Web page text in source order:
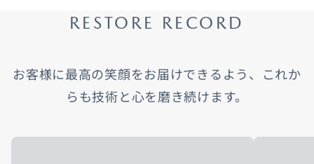
RESTORE RECORD
お客様に最高の笑顔をお届けできるよう、これか
らも技術と心を磨き続けます。